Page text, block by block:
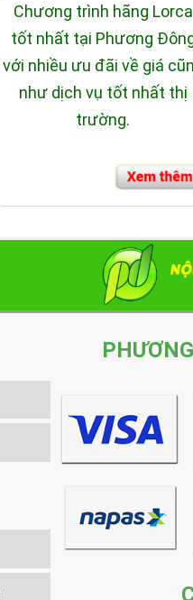
Chương trình hãng Lorca
tốt nhất tại Phương
với nhiều ưu đãi về giá
như dịch vụ tốt nhất thị
trường.